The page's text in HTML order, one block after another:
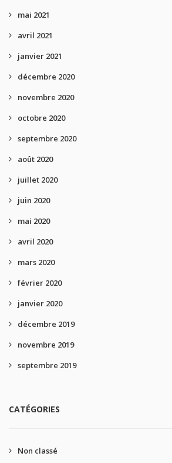
mai 2021
avril 2021
janvier 2021
décembre 2020
novembre 2020
octobre 2020
septembre 2020
août 2020
juillet 2020
juin 2020
mai 2020
avril 2020
mars 2020
février 2020
janvier 2020
décembre 2019
novembre 2019
septembre 2019
CATÉGORIES
Non classé